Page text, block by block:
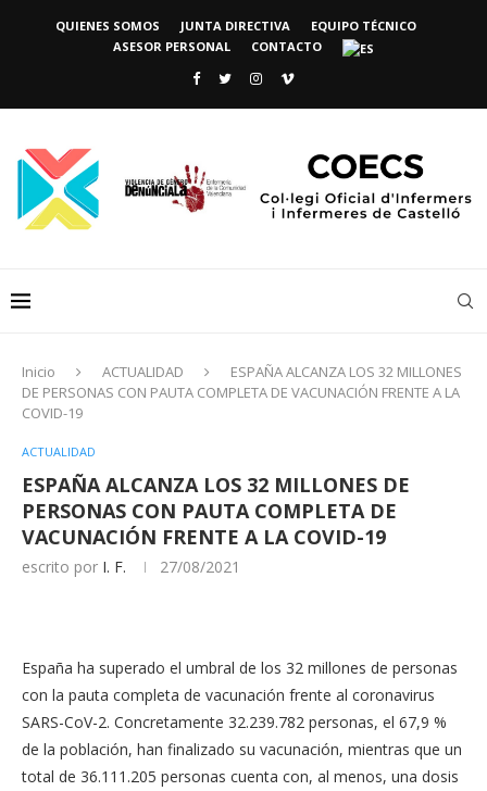
QUIENES SOMOS JUNTA DIRECTIVA
EQUIPO TÉCNICO
ASESOR PERSONAL
CONTACTO
Inicio ACTUALIDAD
ESPAÑA ALCANZA LOS 32 MILLONES
DE PERSONAS CON PAUTA COMPLETA DE VACUNACIÓN FRENTE A LA
COVID-19
ACTUALIDAD
ESPAÑA ALCANZA LOS 32 MILLONES DE
PERSONAS CON PAUTA COMPLETA DE
VACUNACIÓN FRENTE A LA COVID-19
escrito por I. F. 27/08/2021
España ha superado el umbral de los 32 millones de personas
con la pauta completa de vacunación frente al coronavirus
SARS-CoV-2. Concretamente 32.239.782 personas, el 67,9 %
de la población, han finalizado su vacunación, mientras que un
total de 36.111.205 personas cuenta con, al menos, una dosis